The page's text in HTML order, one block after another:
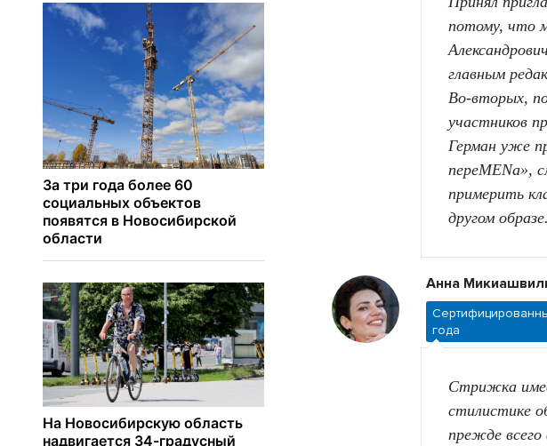
потому, что
главным
Во-вторых,
участников
Герман уже
переMENa»,
примерить
другом образе.
Анна
года
Стрижка
стилистике
прежде